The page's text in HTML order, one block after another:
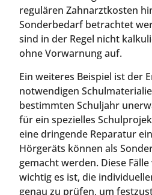
regulären Zahnarztkosten
Sonderbedarf betrachtet
sind in der Regel nicht
ohne Vorwarnung auf.
Ein weiteres Beispiel ist der
notwendigen
bestimmten Schuljahr
für ein spezielles
eine dringende Reparatur
Hörgeräts können als
gemacht werden. Diese
wichtig es ist, die
genau zu prüfen, um